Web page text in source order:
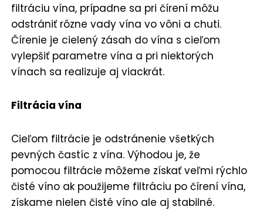
filtráciu vína, prípadne sa pri čírení môžu
odstrániť rôzne vady vína vo vôni a chuti.
Čírenie je cielený zásah do vína s cieľom
vylepšiť parametre vína a pri niektorých
vínach sa realizuje aj viackrát.
Filtrácia vína
Cieľom filtrácie je odstránenie všetkých
pevných častíc z vína. Výhodou je, že
pomocou filtrácie môžeme získať veľmi rýchlo
čisté víno ak použijeme filtráciu po čírení vína,
získame nielen čisté víno ale aj stabilné.